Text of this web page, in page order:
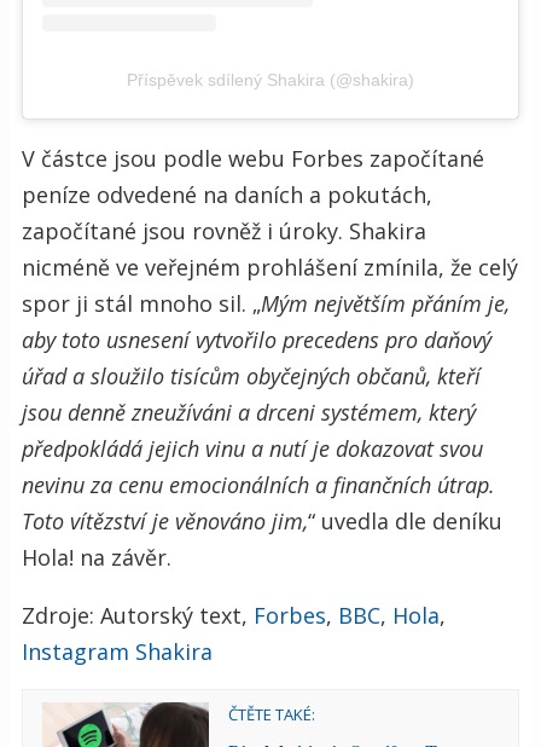
Příspěvek sdílený Shakira (@shakira)
V částce jsou podle webu Forbes započítané
peníze odvedené na daních a pokutách,
započítané jsou rovněž i úroky. Shakira
nicméně ve veřejném prohlášení zmínila, že celý
spor ji stál mnoho sil. „Mým největším přáním je,
aby toto usnesení vytvořilo precedens pro daňový
úřad a sloužilo tisícům obyčejných občanů, kteří
jsou denně zneužíváni a drceni systémem, který
předpokládá jejich vinu a nutí je dokazovat svou
nevinu za cenu emocionálních a finančních útrap.
Toto vítězství je věnováno jim,“ uvedla dle deníku
Hola! na závěr.
Zdroje: Autorský text, Forbes, BBC, Hola,
Instagram Shakira
ČTĚTE TAKÉ: